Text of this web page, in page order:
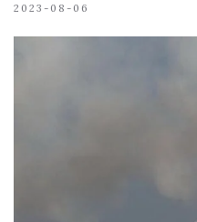
2023-08-06